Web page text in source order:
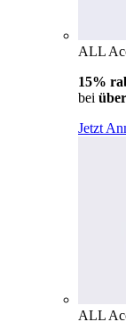
ALL
15%
bei
Jetzt
ALL